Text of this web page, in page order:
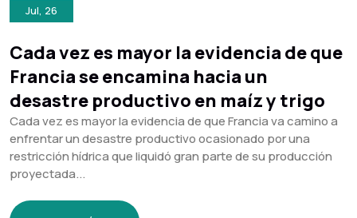
Jul, 26
Cada vez es mayor la evidencia de que
Francia se encamina hacia un
desastre productivo en maíz y trigo
Cada vez es mayor la evidencia de que Francia va camino a
enfrentar un desastre productivo ocasionado por una
restricción hídrica que liquidó gran parte de su producción
proyectada...